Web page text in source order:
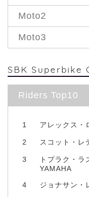
Moto2
Moto3
SBK Superbike
Riders Top10
1 アレックス・
2 スコット・レ
3
トプラク・ラ
YAMAHA
4 ジョナサン・